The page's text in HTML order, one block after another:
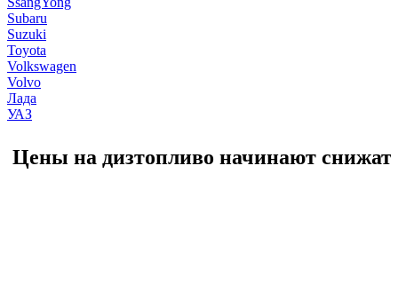
Subaru
Suzuki
Toyota
Volkswagen
Volvo
Лада
УАЗ
Цены на дизтопливо начинают